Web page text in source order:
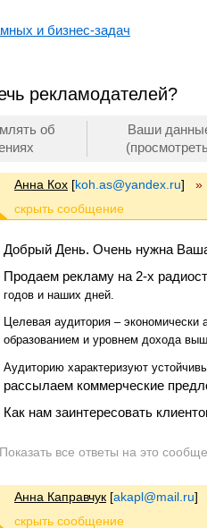
и бизнес-задач
рекламодателей?
об
Ваши
Анна Кох [koh.as@yandex.ru] »
Добрый День. Очень нужна
Продаем рекламу на 2-х
годов и наших дней.
Целевая аудитория – экономически
образованием и уровнем дохода
Аудиторию характеризуют
рассылаем коммерческие
Как нам заинтересовать
все ответы на это
Анна Каправчук [akapl@mail.ru]